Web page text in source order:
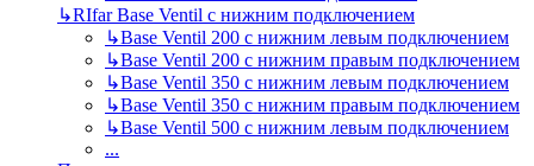
↳RIfar Base Ventil с нижним подключением
↳Base Ventil 200 с нижним левым подключением
↳Base Ventil 200 с нижним правым подключением
↳Base Ventil 350 с нижним левым подключением
↳Base Ventil 350 с нижним правым подключением
↳Base Ventil 500 с нижним левым подключением
...